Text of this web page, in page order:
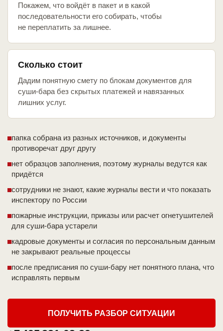
Покажем, что войдёт в пакет и в какой
последовательности его собирать, чтобы
не переплатить за лишнее.
Сколько стоит
Дадим понятную смету по блокам документов для
суши-бара без скрытых платежей и навязанных
лишних услуг.
папка собрана из разных источников, и документы
противоречат друг другу
нет образцов заполнения, поэтому журналы ведутся как
придётся
сотрудники не знают, какие журналы вести и что показать
инспектору по России
пожарные инструкции, приказы или расчет огнетушителей
для суши-бара устарели
кадровые документы и согласия по персональным данным
не закрывают реальные процессы
после предписания по суши-бару нет понятного плана, что
исправлять первым
ПОЛУЧИТЬ РАЗБОР СИТУАЦИИ